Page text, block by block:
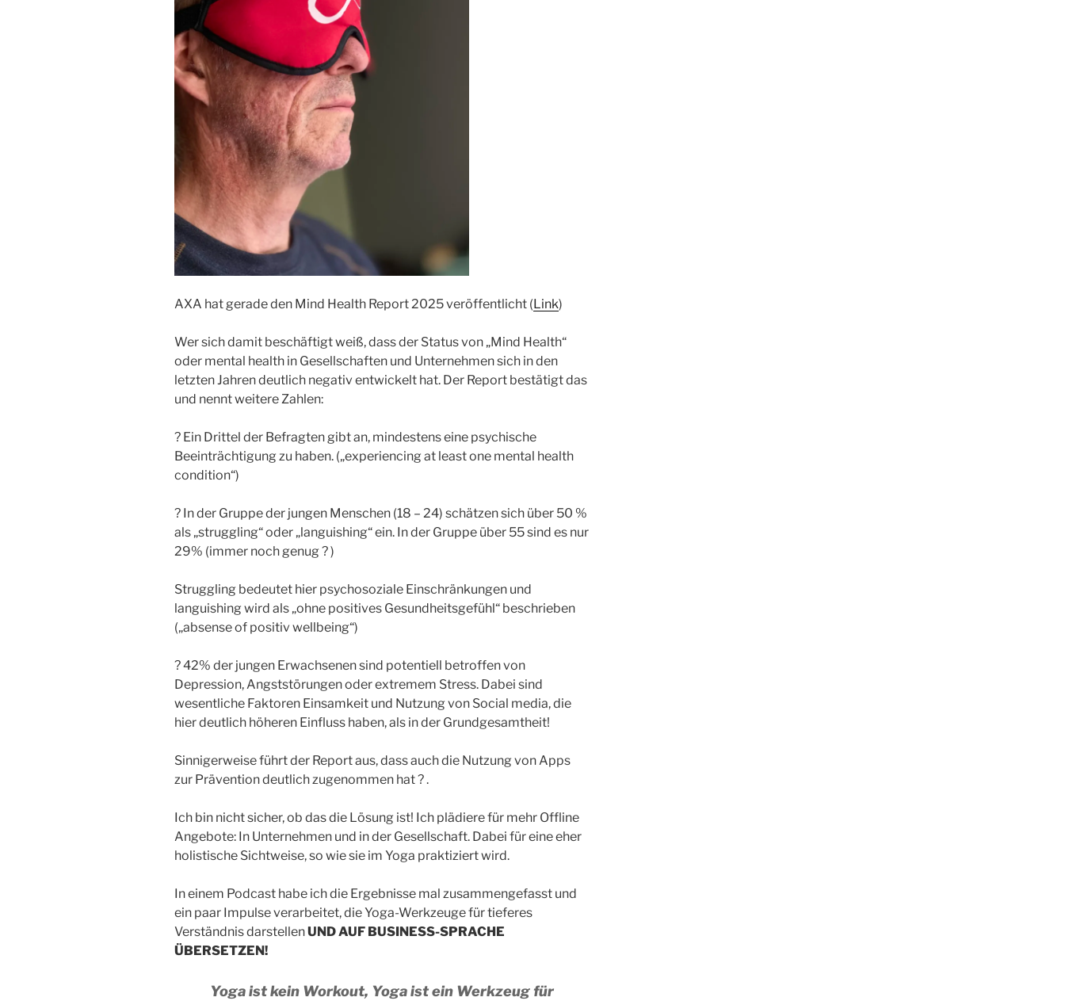
AXA hat gerade den Mind Health Report 2025 veröffentlicht (Link)
Wer sich damit beschäftigt weiß, dass der Status von „Mind Health“
oder mental health in Gesellschaften und Unternehmen sich in den
letzten Jahren deutlich negativ entwickelt hat. Der Report bestätigt das
und nennt weitere Zahlen:
? Ein Drittel der Befragten gibt an, mindestens eine psychische
Beeinträchtigung zu haben. („experiencing at least one mental health
condition“)
? In der Gruppe der jungen Menschen (18 – 24) schätzen sich über 50 %
als „struggling“ oder „languishing“ ein. In der Gruppe über 55 sind es nur
29% (immer noch genug ? )
Struggling bedeutet hier psychosoziale Einschränkungen und
languishing wird als „ohne positives Gesundheitsgefühl“ beschrieben
(„absense of positiv wellbeing“)
? 42% der jungen Erwachsenen sind potentiell betroffen von
Depression, Angststörungen oder extremem Stress. Dabei sind
wesentliche Faktoren Einsamkeit und Nutzung von Social media, die
hier deutlich höheren Einfluss haben, als in der Grundgesamtheit!
Sinnigerweise führt der Report aus, dass auch die Nutzung von Apps
zur Prävention deutlich zugenommen hat ? .
Ich bin nicht sicher, ob das die Lösung ist! Ich plädiere für mehr Offline
Angebote: In Unternehmen und in der Gesellschaft. Dabei für eine eher
holistische Sichtweise, so wie sie im Yoga praktiziert wird.
In einem Podcast habe ich die Ergebnisse mal zusammengefasst und
ein paar Impulse verarbeitet, die Yoga-Werkzeuge für tieferes
Verständnis darstellenUND AUF BUSINESS-SPRACHE
ÜBERSETZEN!
Yoga ist kein Workout, Yoga ist ein Werkzeug für